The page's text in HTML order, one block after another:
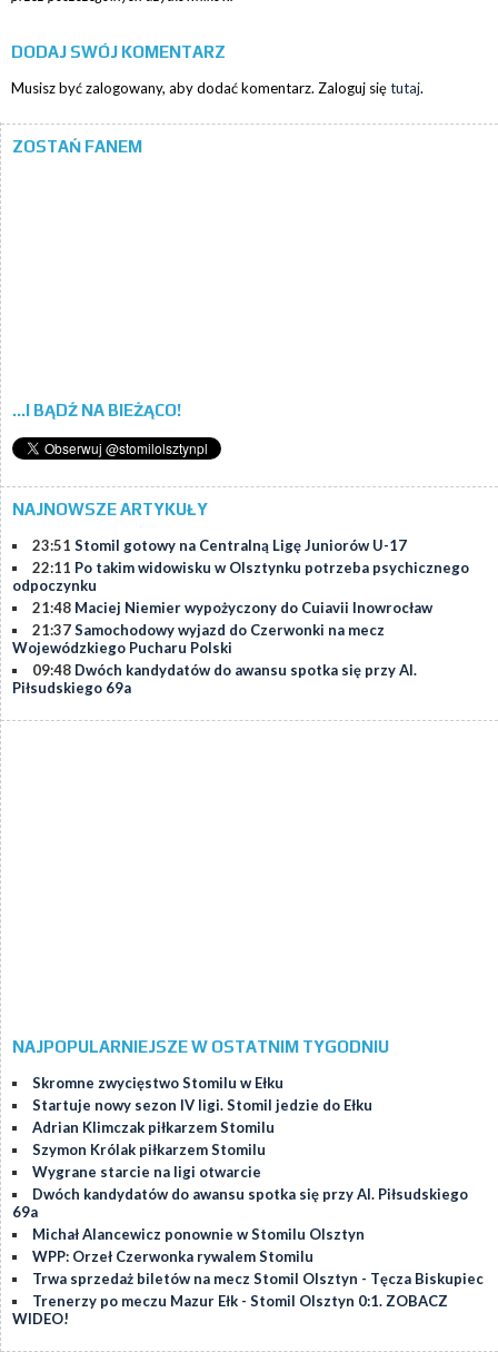
DODAJ SWÓJ KOMENTARZ
Musisz być zalogowany, aby dodać komentarz. Zaloguj siętutaj.
ZOSTAŃ FANEM
...I BĄDŹ NA BIEŻĄCO!
NAJNOWSZE ARTYKUŁY
23:51 Stomil gotowy na Centralną Ligę Juniorów U-17
22:11 Po takim widowisku w Olsztynku potrzeba psychicznego
odpoczynku
21:48 Maciej Niemier wypożyczony do Cuiavii Inowrocław
21:37Samochodowy wyjazd do Czerwonki na mecz
Wojewódzkiego Pucharu Polski
09:48 Dwóch kandydatów do awansu spotka się przy Al.
Piłsudskiego 69a
NAJPOPULARNIEJSZE W OSTATNIM TYGODNIU
Skromne zwycięstwo Stomilu w Ełku
Startuje nowy sezon IV ligi. Stomil jedzie do Ełku
Adrian Klimczak piłkarzem Stomilu
Szymon Królak piłkarzem Stomilu
Wygrane starcie na ligi otwarcie
Dwóch kandydatów do awansu spotka się przy Al. Piłsudskiego
69a
Michał Alancewicz ponownie w Stomilu Olsztyn
WPP: Orzeł Czerwonka rywalem Stomilu
Trwa sprzedaż biletów na mecz Stomil Olsztyn - Tęcza Biskupiec
Trenerzy po meczu Mazur Ełk - Stomil Olsztyn 0:1. ZOBACZ
WIDEO!